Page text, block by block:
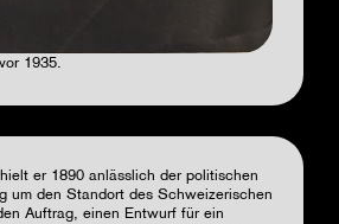
1935.
er 1890 anlässlich der politischen
um den Standort des Schweizerischen
Auftrag, einen Entwurf für ein